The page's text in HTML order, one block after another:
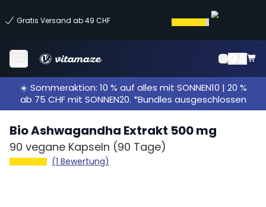
Gratis Versand ab 49 CHF
Menü
☀️ Sommeraktion: 10 % auf alles mit SONNEN10 | 20 %
ab 75 CHF mit SONNEN20. *Bundles ausgeschlossen
Bio Ashwagandha Extrakt 500 mg
90 vegane Kapseln (90 Tage)
(1 Bewertung)